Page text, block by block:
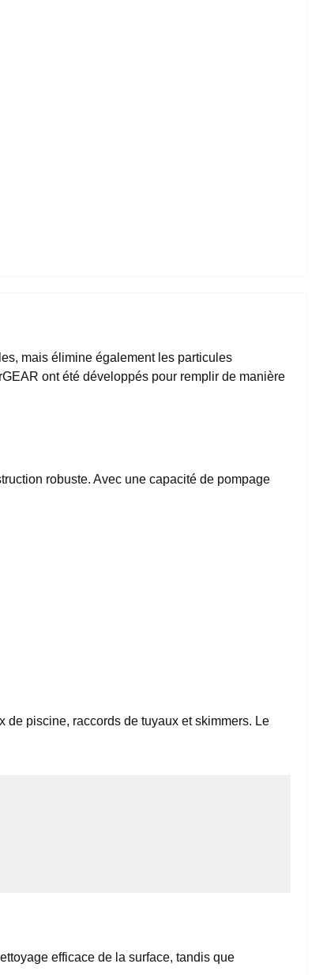
mais élimine également les particules
ont été développés pour remplir de manière
robuste. Avec une capacité de pompage
de piscine, raccords de tuyaux et skimmers. Le
efficace de la surface, tandis que